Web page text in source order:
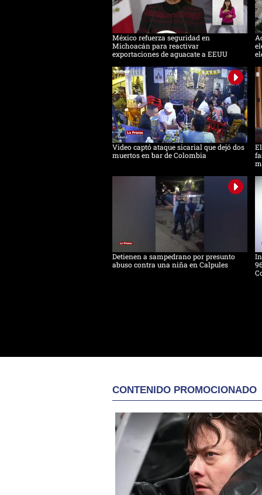
México refuerza seguridad en
Michoacán para reactivar
exportaciones de aguacate a EEUU
Video captó ataque sicarial que dejó dos
muertos en bar de Colombia
Detienen a sampedrano por presunto
abuso contra una niña en Calpules
CONTENIDO PROMOCIONADO